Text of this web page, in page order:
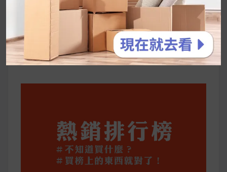
停用猛健樂後會反彈嗎？作用解析＋停藥後體重
維持全攻略
公主營養師：飲食改變也是能快樂執行的！6 個
你一定要知道的技巧